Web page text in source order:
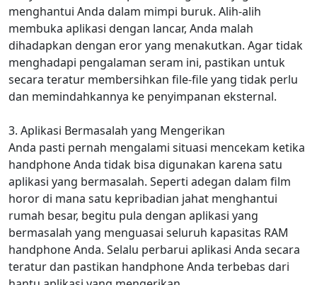
menghantui Anda dalam mimpi buruk. Alih-alih
membuka aplikasi dengan lancar, Anda malah
dihadapkan dengan eror yang menakutkan. Agar tidak
menghadapi pengalaman seram ini, pastikan untuk
secara teratur membersihkan file-file yang tidak perlu
dan memindahkannya ke penyimpanan eksternal.
3. Aplikasi Bermasalah yang Mengerikan
Anda pasti pernah mengalami situasi mencekam ketika
handphone Anda tidak bisa digunakan karena satu
aplikasi yang bermasalah. Seperti adegan dalam film
horor di mana satu kepribadian jahat menghantui
rumah besar, begitu pula dengan aplikasi yang
bermasalah yang menguasai seluruh kapasitas RAM
handphone Anda. Selalu perbarui aplikasi Anda secara
teratur dan pastikan handphone Anda terbebas dari